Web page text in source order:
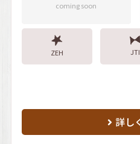
coming soon
ZEH JTI
詳し